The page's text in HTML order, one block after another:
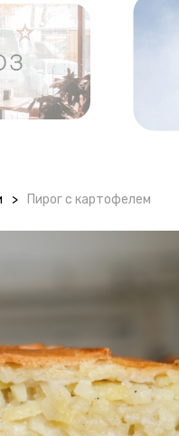
> Пирог с картофелем